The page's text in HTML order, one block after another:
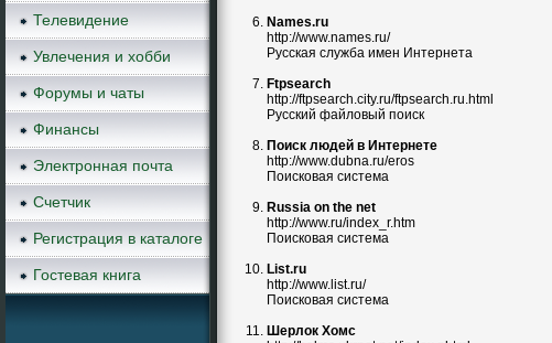
Телевидение
Увлечения и хобби
Форумы и чаты
Финансы
Электронная почта
Счетчик
Регистрация в каталоге
Гостевая книга
Names.ru
http://www.names.ru/
Русская служба имен Интернета
Ftpsearch
http://ftpsearch.city.ru/ftpsearch.ru.html
Русский файловый поиск
Поиск людей в Интернете
http://www.dubna.ru/eros
Поисковая система
Russia on the net
http://www.ru/index_r.htm
Поисковая система
List.ru
http://www.list.ru/
Поисковая система
Шерлок Хомс